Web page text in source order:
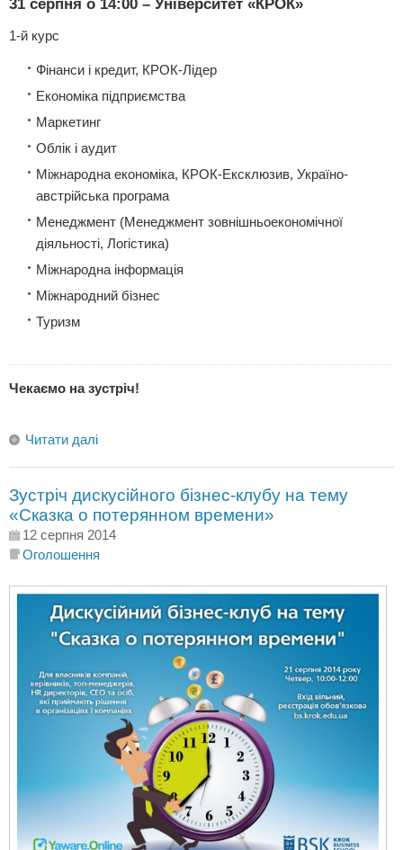
31 серпня о 14:00 – Університет «КРОК»
1-й курс
Фінанси і кредит, КРОК-Лідер
Економіка підприємства
Маркетинг
Облік і аудит
Міжнародна економіка, КРОК-Ексклюзив, Україно-
австрійська програма
Менеджмент (Менеджмент зовнішньоекономічної
діяльності, Логістика)
Міжнародна інформація
Міжнародний бізнес
Туризм
Чекаємо на зустріч!
Читати далі
Зустріч дискусійного бізнес-клубу на тему
«Сказка о потерянном времени»
12 серпня 2014
Оголошення